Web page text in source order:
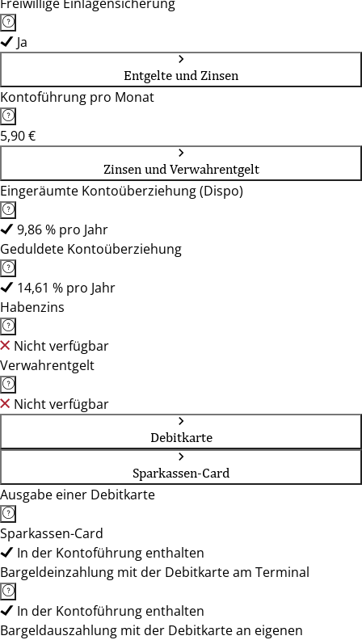
Ja
Entgelte und Zinsen
Kontoführung pro Monat
5,90 €
Zinsen und Verwahrentgelt
Eingeräumte Kontoüberziehung (Dispo)
9,86 % pro Jahr
Geduldete Kontoüberziehung
14,61 % pro Jahr
Habenzins
Nicht verfügbar
Verwahrentgelt
Nicht verfügbar
Debitkarte
Sparkassen-Card
Ausgabe einer Debitkarte
Sparkassen-Card
In der Kontoführung enthalten
Bargeldeinzahlung mit der Debitkarte am Terminal
In der Kontoführung enthalten
Bargeldauszahlung mit der Debitkarte an eigenen